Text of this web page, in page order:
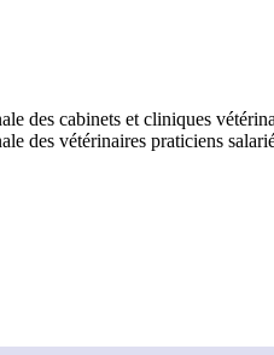
des cabinets et cliniques
des vétérinaires praticiens